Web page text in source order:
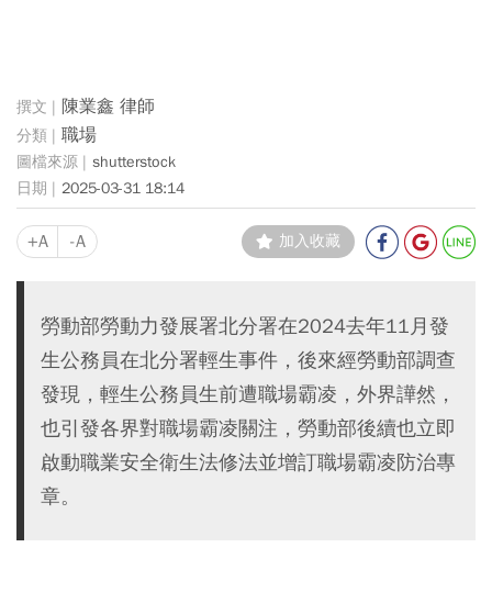
陳業鑫 律師
職場
shutterstock
2025-03-31 18:14
+A -A 加入收藏
勞動部勞動力發展署北分署在2024去年11月發
生公務員在北分署輕生事件，後來經勞動部調查
發現，輕生公務員生前遭職場霸凌，外界譁然，
也引發各界對職場霸凌關注，勞動部後續也立即
啟動職業安全衛生法修法並增訂職場霸凌防治專
章。